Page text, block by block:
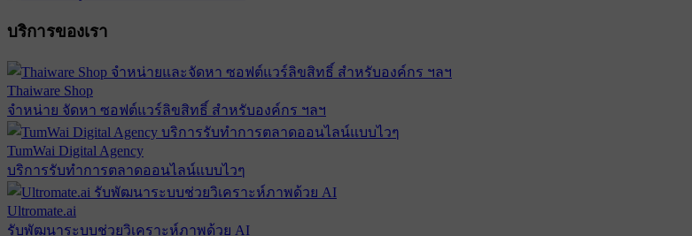
บริการของเรา
Thaiware Shop
จำหน่าย จัดหา ซอฟต์แวร์ลิขสิทธิ์ สำหรับองค์กร ฯลฯ
TumWai Digital Agency
บริการรับทำการตลาดออนไลน์แบบไวๆ
Ultromate.ai
รับพัฒนาระบบช่วยวิเคราะห์ภาพด้วย AI